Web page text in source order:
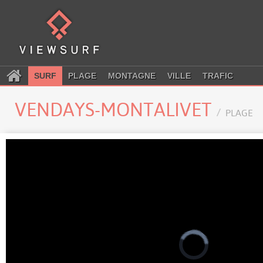
SURF PLAGE MONTAGNE VILLE TRAFIC
VENDAYS-MONTALIVET PLAGE